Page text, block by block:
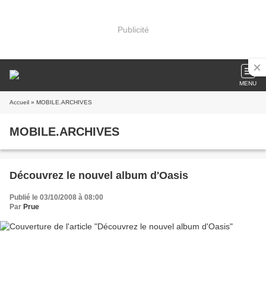
Publicité
MENU
Accueil » MOBILE.ARCHIVES
MOBILE.ARCHIVES
Découvrez le nouvel album d'Oasis
Publié le 03/10/2008 à 08:00
Par Prue